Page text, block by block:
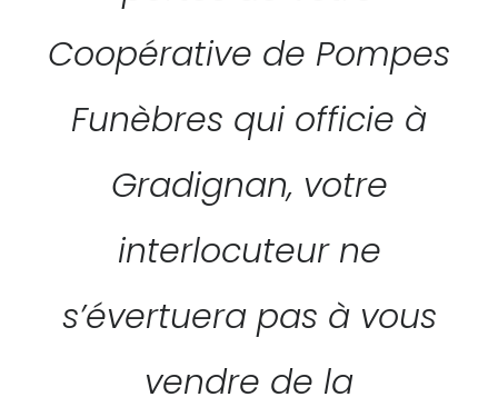
Coopérative de Pompes
Funèbres qui officie à
Gradignan, votre
interlocuteur ne
s’évertuera pas à vous
vendre de la